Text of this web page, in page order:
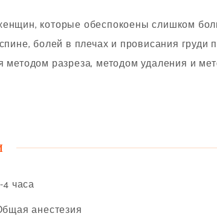
которые обеспокоены слишком
болей в плечах и провисания груди
методом разреза, методом удаления и
часа
анестезия